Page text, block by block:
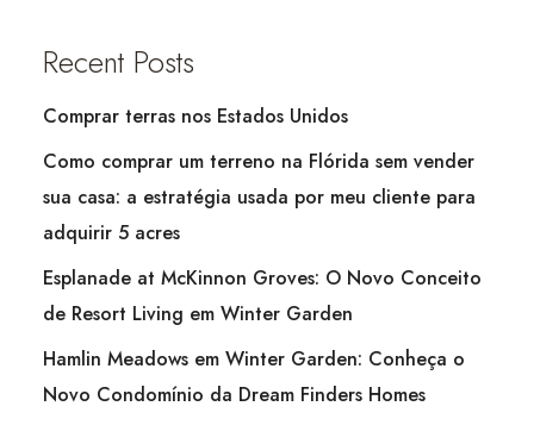
Recent Posts
Comprar terras nos Estados Unidos
Como comprar um terreno na Flórida sem vender
sua casa: a estratégia usada por meu cliente para
adquirir 5 acres
Esplanade at McKinnon Groves: O Novo Conceito
de Resort Living em Winter Garden
Hamlin Meadows em Winter Garden: Conheça o
Novo Condomínio da Dream Finders Homes